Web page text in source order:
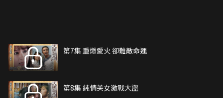
第7集 重燃愛火 卻難敵命運
第8集 純情美女激戰大盜